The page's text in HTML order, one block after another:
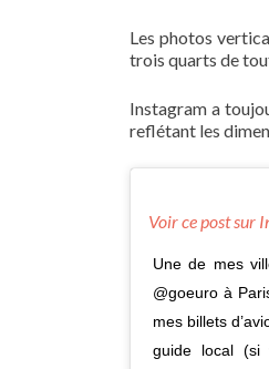
Les photos
trois quarts de
Instagram a
reflétant les
Voir ce post sur
Une de mes
@goeuro à
mes billets
guide local (si